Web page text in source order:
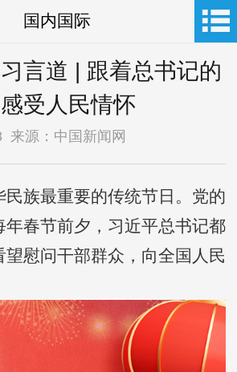
国内国际
习言道 | 跟着总书记的
受人民情怀
来源：中国新闻网
族最重要的传统节日。党的
年春节前夕，习近平总书记都
望慰问干部群众，向全国人民